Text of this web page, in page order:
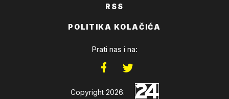
RSS
POLITIKA KOLAČIĆA
Prati nas i na:
Copyright 2026.